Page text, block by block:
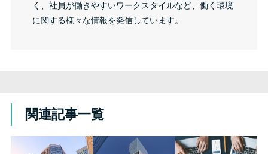
く、社員が働きやすいワークスタイルなど、働く環境
に関する様々な情報を発信しています。
関連記事一覧